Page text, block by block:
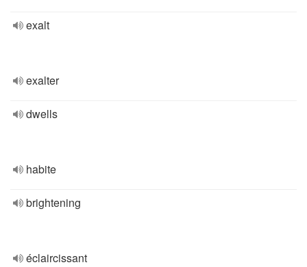
exalt
exalter
dwells
habite
brightening
éclaircissant